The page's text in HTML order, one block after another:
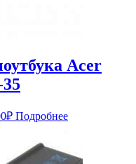
Acer
₽Текущая
цена:
4,279.00₽.
Подробнее